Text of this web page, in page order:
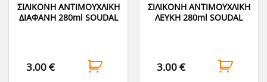
ΣΙΛΙΚΟΝΗ ΑΝΤΙΜΟΥΧΛΙΚΗ
ΔΙΑΦΑΝΗ 280ml SOUDAL
3.00€
ΣΙΛΙΚΟΝΗ ΑΝΤΙΜΟΥΧΛΙΚΗ
ΛΕΥΚΗ 280ml SOUDAL
3.00€